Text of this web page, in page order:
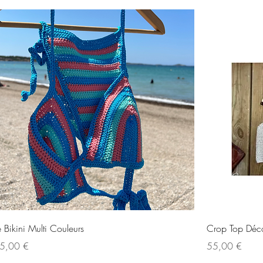
Aperçu rapide
Bikini Multi Couleurs
€
Crop Top
Prix
55,00 €